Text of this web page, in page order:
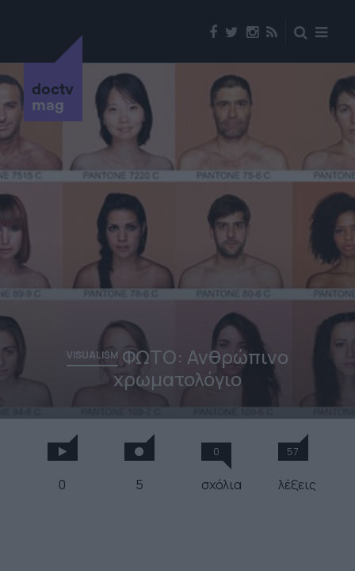
doctv
mag
VISUALISM ΦΩΤΟ: Ανθρώπινο
χρωματολόγιο
0 5
0
σχόλια
57
λέξεις